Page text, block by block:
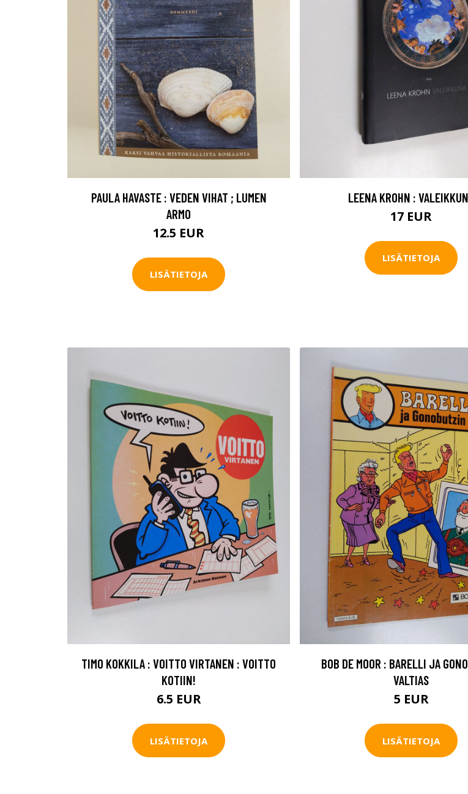
PAULA HAVASTE : VEDEN VIHAT ; LUMEN
ARMO
12.5 EUR
LISÄTIETOJA
LEENA KROHN :
17 EUR
LISÄTIETOJA
TIMO KOKKILA : VOITTO VIRTANEN : VOITTO
KOTIIN!
6.5 EUR
LISÄTIETOJA
BOB DE MOOR : BARELLI JA
VALTIAS
5 EUR
LISÄTIETOJA